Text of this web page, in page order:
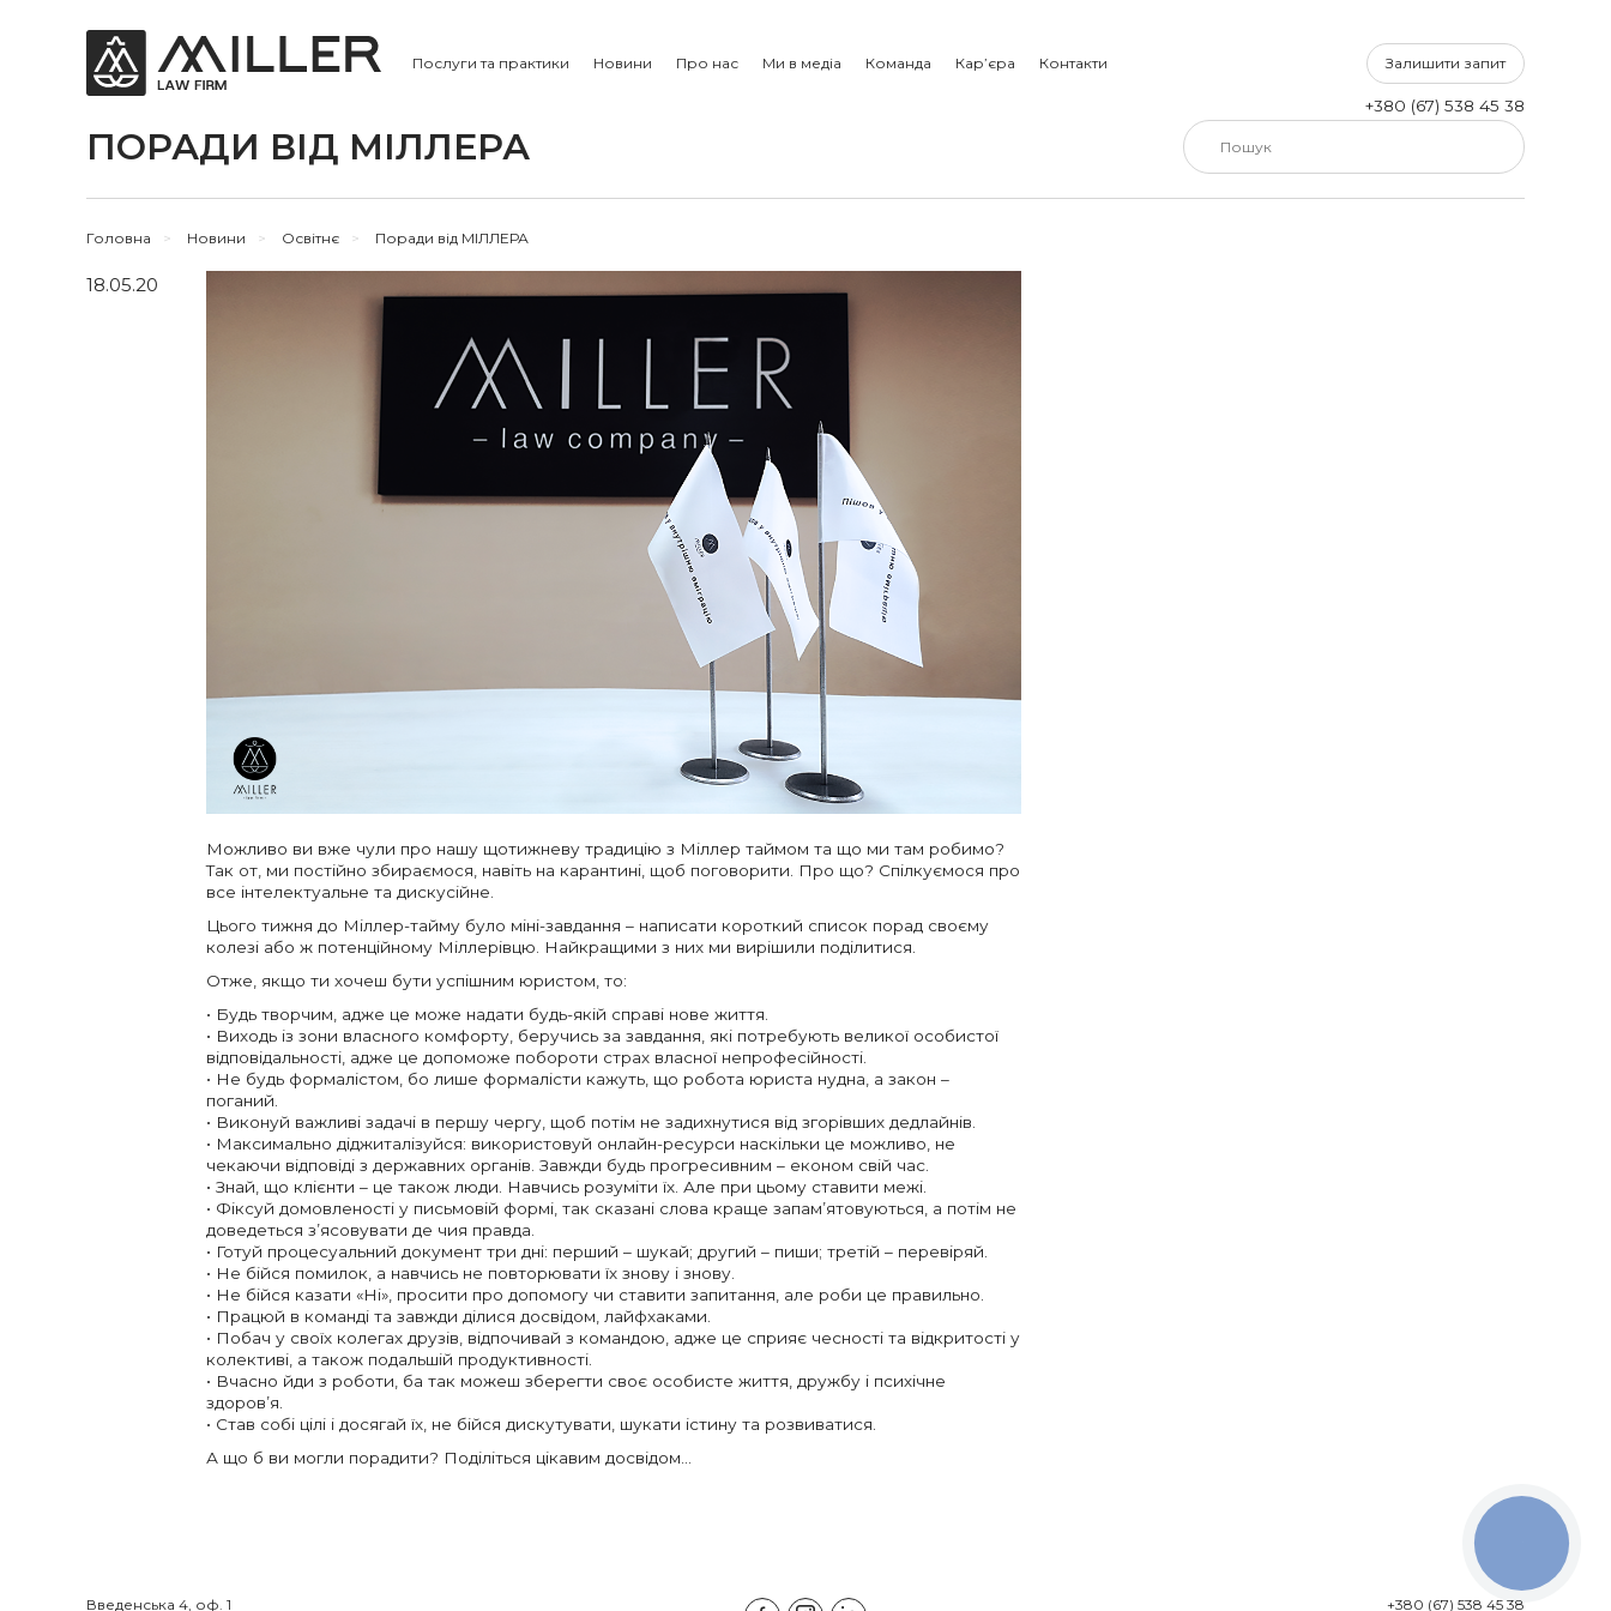
Послуги та практики Новини Про нас Ми в медіа Команда Кар’єра Контакти Залишити запит
+380 (67) 538 45 38
ПОРАДИ ВІД МІЛЛЕРА
Головна > Новини > Освітнє > Поради від МІЛЛЕРА
18.05.20
Можливо ви вже чули про нашу щотижневу традицію з Міллер таймом та що ми там робимо?
Так от, ми постійно збираємося, навіть на карантині, щоб поговорити. Про що? Спілкуємося про
все інтелектуальне та дискусійне.
Цього тижня до Міллер-тайму було міні-завдання – написати короткий список порад своєму
колезі або ж потенційному Міллерівцю. Найкращими з них ми вирішили поділитися.
Отже, якщо ти хочеш бути успішним юристом, то:
• Будь творчим, адже це може надати будь-якій справі нове життя.
• Виходь із зони власного комфорту, беручись за завдання, які потребують великої особистої
відповідальності, адже це допоможе побороти страх власної непрофесійності.
• Не будь формалістом, бо лише формалісти кажуть, що робота юриста нудна, а закон –
поганий.
• Виконуй важливі задачі в першу чергу, щоб потім не задихнутися від згорівших дедлайнів.
• Максимально діджиталізуйся: використовуй онлайн-ресурси наскільки це можливо, не
чекаючи відповіді з державних органів. Завжди будь прогресивним – економ свій час.
• Знай, що клієнти – це також люди. Навчись розуміти їх. Але при цьому ставити межі.
• Фіксуй домовленості у письмовій формі, так сказані слова краще запам’ятовуються, а потім не
доведеться з’ясовувати де чия правда.
• Готуй процесуальний документ три дні: перший – шукай; другий – пиши; третій – перевіряй.
• Не бійся помилок, а навчись не повторювати їх знову і знову.
• Не бійся казати «Ні», просити про допомогу чи ставити запитання, але роби це правильно.
• Працюй в команді та завжди ділися досвідом, лайфхаками.
• Побач у своїх колегах друзів, відпочивай з командою, адже це сприяє чесності та відкритості у
колективі, а також подальшій продуктивності.
• Вчасно йди з роботи, ба так можеш зберегти своє особисте життя, дружбу і психічне
здоров’я.
• Став собі цілі і досягай їх, не бійся дискутувати, шукати істину та розвиватися.
А що б ви могли порадити? Поділіться цікавим досвідом…
Введенська 4, оф. 1 +380 (67) 538 45 38